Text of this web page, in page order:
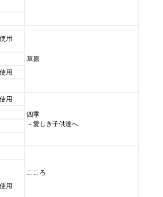
用
草原
用
用
四季
－愛しき子供達へ
こころ
用